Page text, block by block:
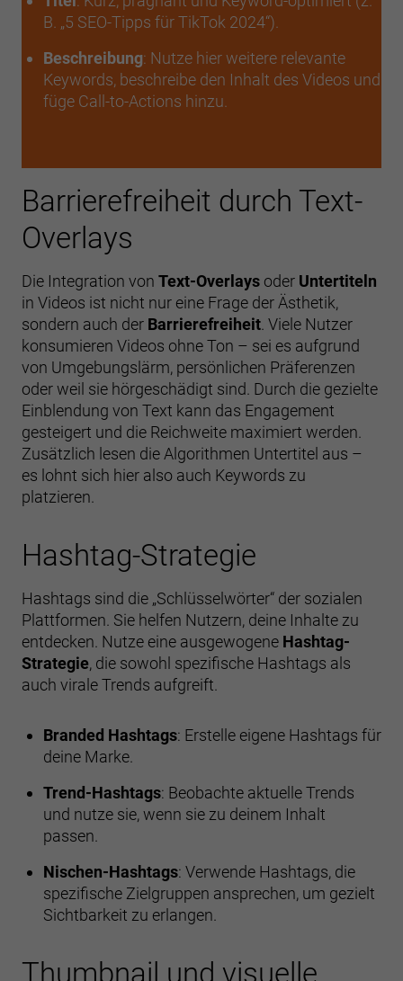
B. „5 SEO-Tipps für TikTok 2024“).
Beschreibung: Nutze hier weitere relevante
Keywords, beschreibe den Inhalt des Videos und
füge Call-to-Actions hinzu.
Barrierefreiheit durch Text-
Overlays
Die Integration von Text-Overlays oder Untertiteln
in Videos ist nicht nur eine Frage der Ästhetik,
sondern auch der Barrierefreiheit . Viele Nutzer
konsumieren Videos ohne Ton – sei es aufgrund
von Umgebungslärm, persönlichen Präferenzen
oder weil sie hörgeschädigt sind. Durch die gezielte
Einblendung von Text kann das Engagement
gesteigert und die Reichweite maximiert werden.
Zusätzlich lesen die Algorithmen Untertitel aus –
es lohnt sich hier also auch Keywords zu
platzieren.
Hashtag-Strategie
Hashtags sind die „Schlüsselwörter“ der sozialen
Plattformen. Sie helfen Nutzern, deine Inhalte zu
entdecken. Nutze eine ausgewogene Hashtag-
Strategie, die sowohl spezifische Hashtags als
auch virale Trends aufgreift.
Branded Hashtags: Erstelle eigene Hashtags für
deine Marke.
Trend-Hashtags: Beobachte aktuelle Trends
und nutze sie, wenn sie zu deinem Inhalt
passen.
Nischen-Hashtags: Verwende Hashtags, die
spezifische Zielgruppen ansprechen, um gezielt
Sichtbarkeit zu erlangen.
Thumbnail und visuelle